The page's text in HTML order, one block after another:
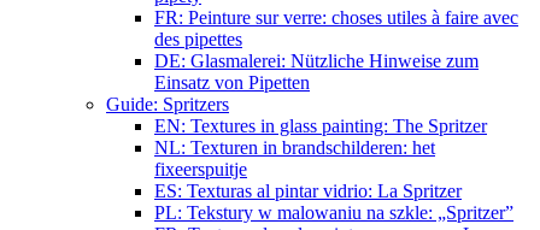
FR: Peinture sur verre: choses utiles à faire avec
des pipettes
DE: Glasmalerei: Nützliche Hinweise zum
Einsatz von Pipetten
Guide: Spritzers
EN: Textures in glass painting: The Spritzer
NL: Texturen in brandschilderen: het
fixeerspuitje
ES: Texturas al pintar vidrio: La Spritzer
PL: Tekstury w malowaniu na szkle: „Spritzer”